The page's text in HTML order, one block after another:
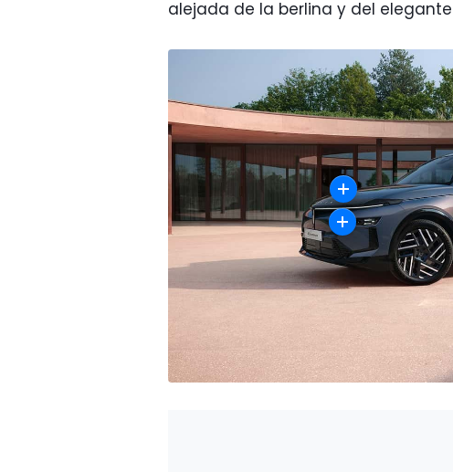
alejada de la berlina y del